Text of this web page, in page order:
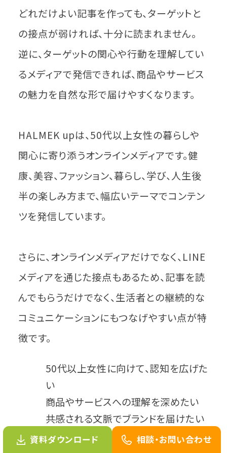
資料ダウンロード 相談・お問い合わせ
どれだけよい記事を作っても、ターゲットと
の接点が弱ければ、十分に読まれません。
逆に、ターゲットの関心や行動を理解してい
るメディアで発信できれば、商品やサービス
の魅力を自然な形で届けやすくなります。
HALMEK upは、50代以上女性の暮らしや
関心に寄り添うオンラインメディアです。健
康、美容、ファッション、暮らし、学び、人生後
半の楽しみ方まで、幅広いテーマでコンテン
ツを発信しています。
さらに、オンラインメディアだけでなく、LINE
メディアを通じた接点もあるため、記事を読
んでもらうだけでなく、生活者との継続的な
コミュニケーションにもつなげやすい点が特
徴です。
50代以上女性に向けて、認知を広げた
い
商品やサービスへの理解を深めたい
共感される文脈でブランドを届けたい
そういった接点づくりや情報発信をご検討中